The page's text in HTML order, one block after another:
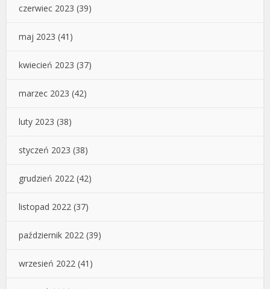
czerwiec 2023 (39)
maj 2023 (41)
kwiecień 2023 (37)
marzec 2023 (42)
luty 2023 (38)
styczeń 2023 (38)
grudzień 2022 (42)
listopad 2022 (37)
październik 2022 (39)
wrzesień 2022 (41)